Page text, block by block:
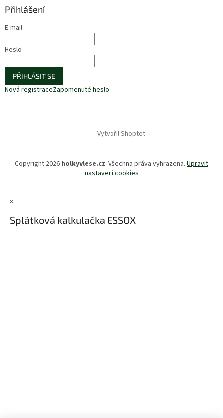
Přihlášení
E-mail
Heslo
PŘIHLÁSIT SE
Nová registraceZapomenuté heslo
Vytvořil Shoptet
Copyright 2026 holkyvlese.cz. Všechna práva vyhrazena. Upravit
nastavení cookies
×
Splátková kalkulačka ESSOX